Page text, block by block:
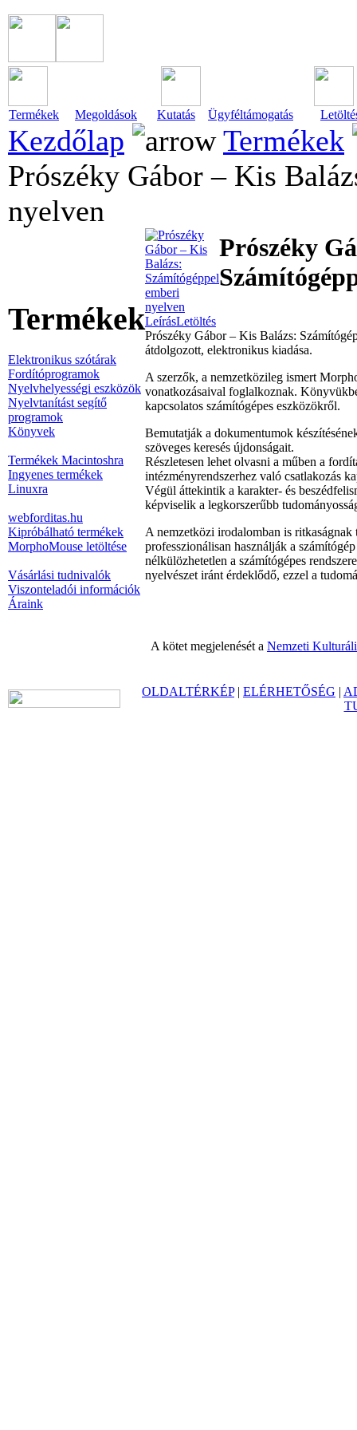
Termékek Megoldások Kutatás Ügyféltámogatás
Kezdőlap
Termékek
Prószéky Gábor – Kis
nyelven
Termékek
Elektronikus szótárak
Fordítóprogramok
Nyelvhelyességi eszközök
Nyelvtanítást segítő
programok
Könyvek
Termékek Macintoshra
Ingyenes termékek
Linuxra
webforditas.hu
Kipróbálható termékek
MorphoMouse letöltése
Vásárlási tudnivalók
Viszonteladói információk
Áraink
Prószéky
LeírásLetöltés
Prószéky Gábor – Kis Balázs:
átdolgozott, elektronikus kiadása.
A szerzők, a nemzetközileg ismert
vonatkozásaival foglalkoznak.
kapcsolatos számítógépes eszközökről.
Bemutatják a dokumentumok
szöveges keresés újdonságait.
Részletesen lehet olvasni a műben a
intézményrendszerhez való csatlakozás
Végül áttekintik a karakter- és
képviselik a legkorszerűbb
A nemzetközi irodalomban is
professzionálisan használják a
nélkülözhetetlen a számítógépes
nyelvészet iránt érdeklődő, ezzel a
A kötet megjelenését a Nemzeti
OLDALTÉRKÉP| ELÉRHETŐSÉG |